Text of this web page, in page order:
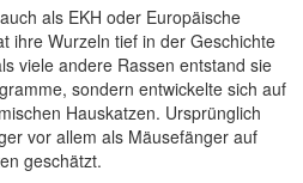
als EKH oder Europäische
ihre Wurzeln tief in der Geschichte
viele andere Rassen entstand sie
sondern entwickelte sich auf
Hauskatzen. Ursprünglich
vor allem als Mäusefänger auf
geschätzt.